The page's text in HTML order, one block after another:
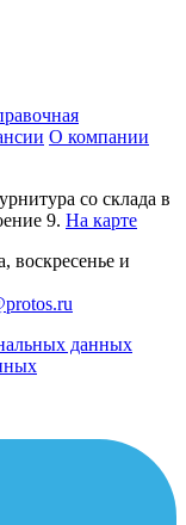
О компании
со склада в
9. На карте
воскресенье и
данных